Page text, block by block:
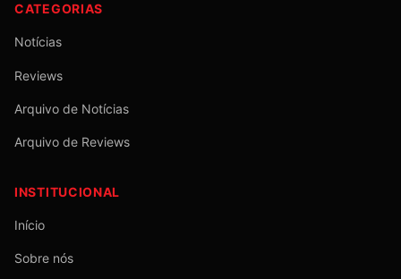
CATEGORIAS
Notícias
Reviews
Arquivo de Notícias
Arquivo de Reviews
INSTITUCIONAL
Início
Sobre nós